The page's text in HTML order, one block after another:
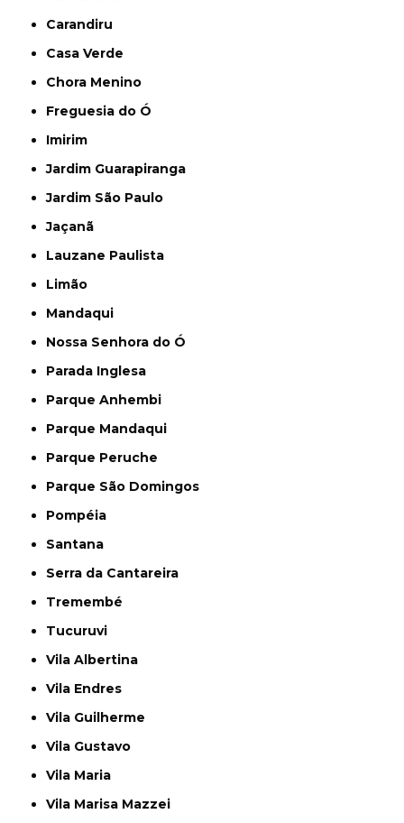
Carandiru
Casa Verde
Chora Menino
Freguesia do Ó
Imirim
Jardim Guarapiranga
Jardim São Paulo
Jaçanã
Lauzane Paulista
Limão
Mandaqui
Nossa Senhora do Ó
Parada Inglesa
Parque Anhembi
Parque Mandaqui
Parque Peruche
Parque São Domingos
Pompéia
Santana
Serra da Cantareira
Tremembé
Tucuruvi
Vila Albertina
Vila Endres
Vila Guilherme
Vila Gustavo
Vila Maria
Vila Marisa Mazzei